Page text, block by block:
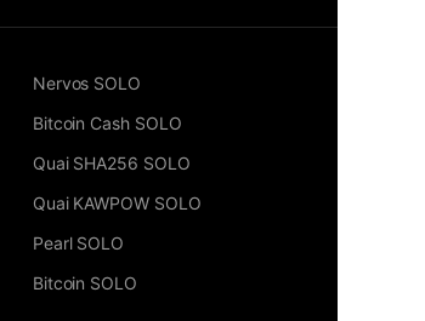
Nervos SOLO
Bitcoin Cash SOLO
Quai SHA256 SOLO
Quai KAWPOW SOLO
Pearl SOLO
Bitcoin SOLO